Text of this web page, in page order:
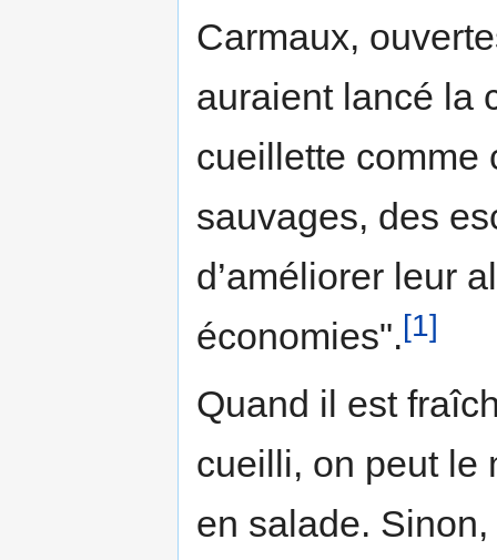
Carmaux,
auraient lancé la
cueillette comme
sauvages, des
d’améliorer leur
économies".[1]
Quand il est
cueilli, on peut le
en salade.